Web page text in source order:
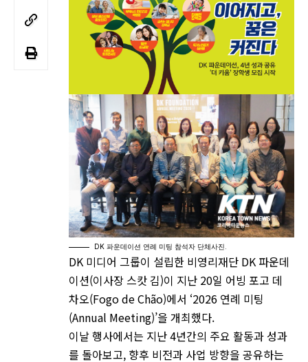
DK 파운데이션 연례 미팅 참석자 단체사진.
DK 미디어 그룹이 설립한 비영리재단 DK 파운데
이션(이사장 스캇 김)이 지난 20일 어빙 포고 데
차오(Fogo de Chão)에서 ‘2026 연례 미팅
(Annual Meeting)’을 개최했다.
이날 행사에서는 지난 4년간의 주요 활동과 성과
를 돌아보고, 향후 비전과 사업 방향을 공유하는